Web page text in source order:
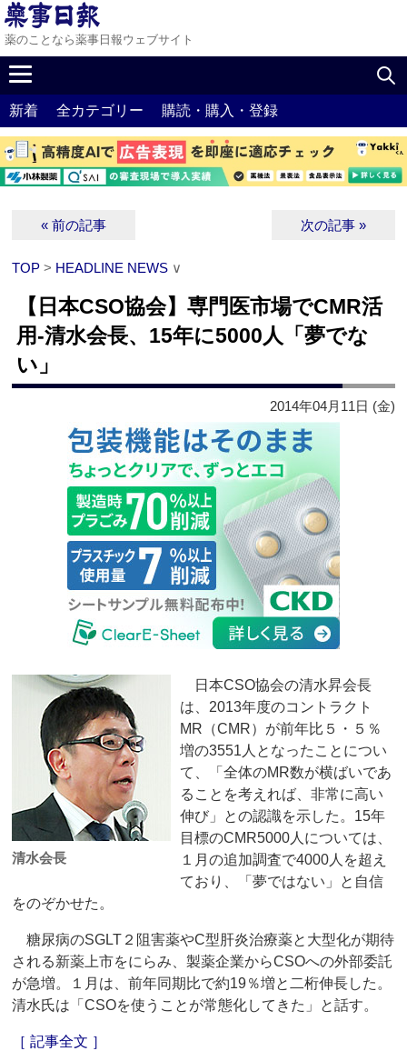
薬のことなら薬事日報ウェブサイト
新着 全カテゴリー 購読・購入・登録
« 前の記事 次の記事 »
TOP > HEADLINE NEWS ∨
【日本CSO協会】専門医市場でCMR活
用‐清水会長、15年に5000人「夢でな
い」
2014年04月11日 (金)
清水会長
日本CSO協会の清水昇会長
は、2013年度のコントラクト
MR（CMR）が前年比５・５％
増の3551人となったことについ
て、「全体のMR数が横ばいであ
ることを考えれば、非常に高い
伸び」との認識を示した。15年
目標のCMR5000人については、
１月の追加調査で4000人を超え
ており、「夢ではない」と自信
をのぞかせた。
糖尿病のSGLT２阻害薬やC型肝炎治療薬と大型化が期待
される新薬上市をにらみ、製薬企業からCSOへの外部委託
が急増。１月は、前年同期比で約19％増と二桁伸長した。
清水氏は「CSOを使うことが常態化してきた」と話す。
［ 記事全文 ］